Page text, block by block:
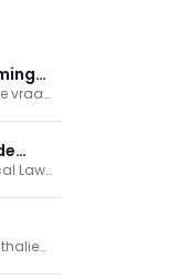
apps
vraag
Law,